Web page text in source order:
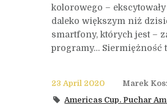
kolorowego –
daleko większym niż
smartfony, których jest –
programy… Siermiężność
23 April 2020
Marek
Americas Cup. Puchar